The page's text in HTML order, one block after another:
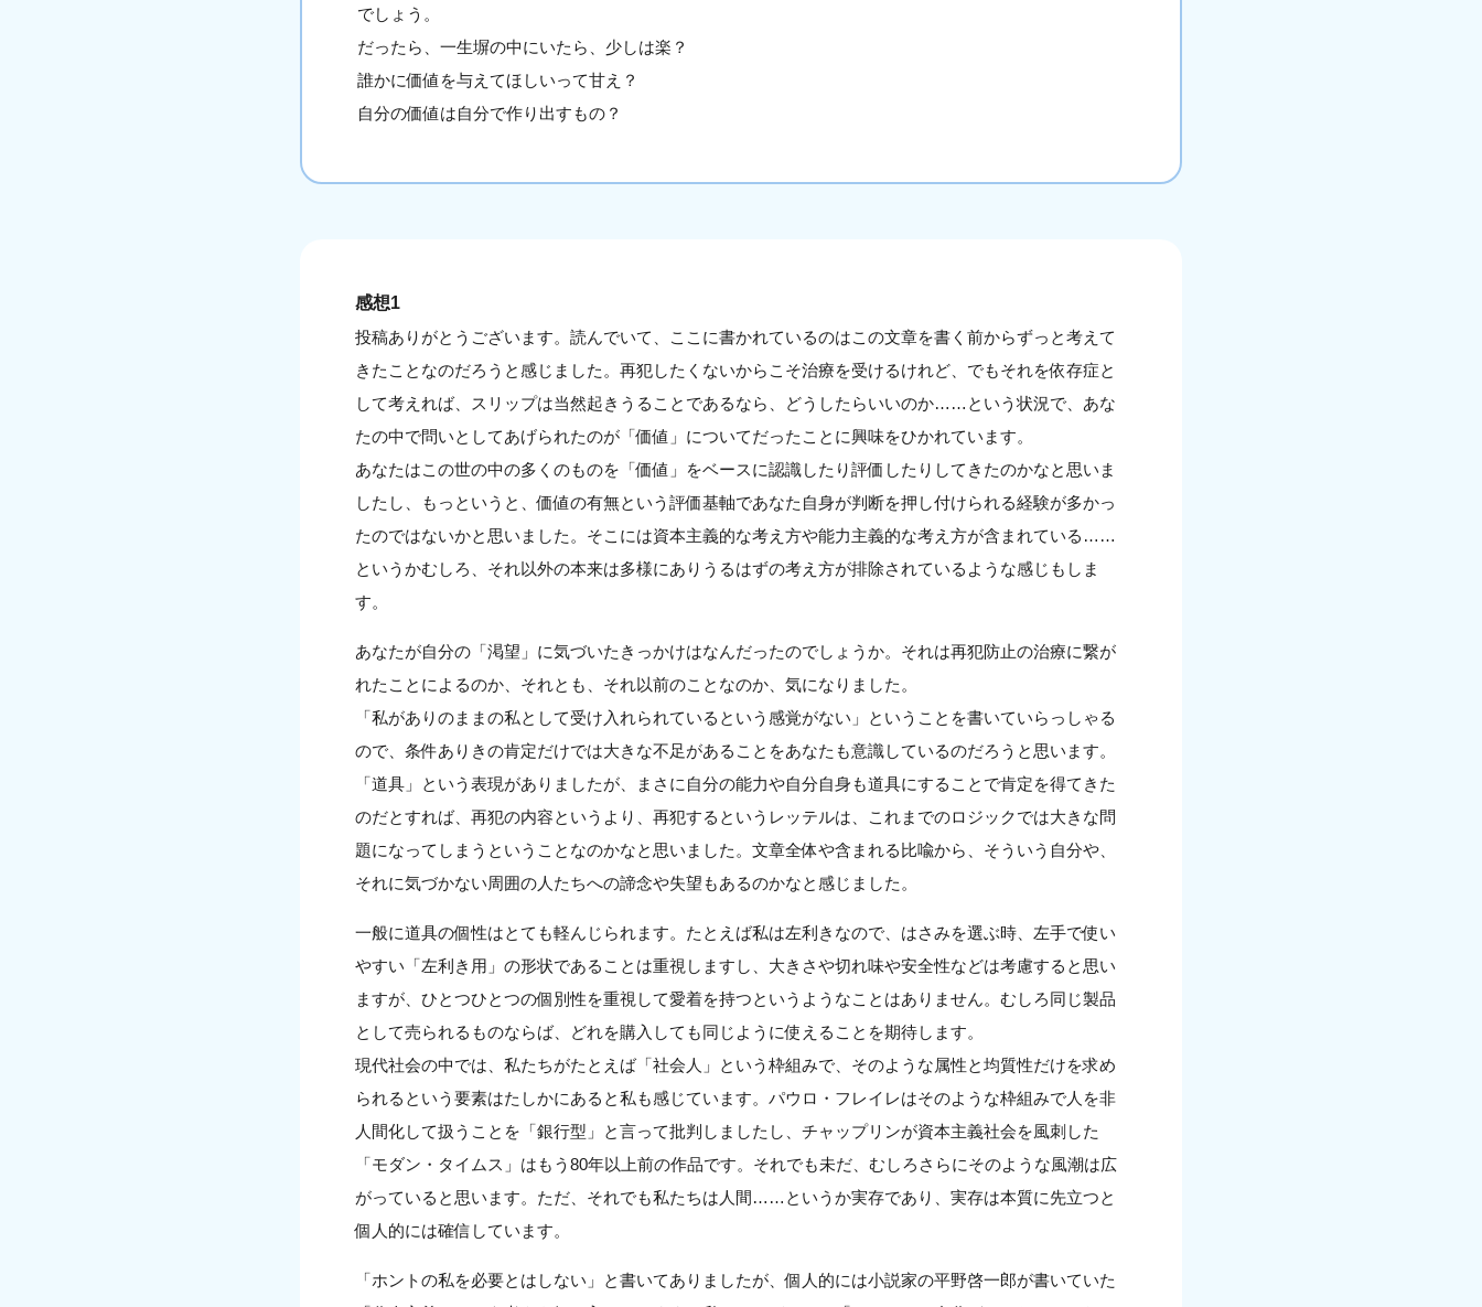
でしょう。
だったら、一生塀の中にいたら、少しは楽？
誰かに価値を与えてほしいって甘え？
自分の価値は自分で作り出すもの？
感想1
投稿ありがとうございます。読んでいて、ここに書かれているのはこの文章を書く前からずっと考えて
きたことなのだろうと感じました。再犯したくないからこそ治療を受けるけれど、でもそれを依存症と
して考えれば、スリップは当然起きうることであるなら、どうしたらいいのか……という状況で、あな
たの中で問いとしてあげられたのが「価値」についてだったことに興味をひかれています。
あなたはこの世の中の多くのものを「価値」をベースに認識したり評価したりしてきたのかなと思いま
したし、もっというと、価値の有無という評価基軸であなた自身が判断を押し付けられる経験が多かっ
たのではないかと思いました。そこには資本主義的な考え方や能力主義的な考え方が含まれている……
というかむしろ、それ以外の本来は多様にありうるはずの考え方が排除されているような感じもしま
す。
あなたが自分の「渇望」に気づいたきっかけはなんだったのでしょうか。それは再犯防止の治療に繋が
れたことによるのか、それとも、それ以前のことなのか、気になりました。
「私がありのままの私として受け入れられているという感覚がない」ということを書いていらっしゃる
ので、条件ありきの肯定だけでは大きな不足があることをあなたも意識しているのだろうと思います。
「道具」という表現がありましたが、まさに自分の能力や自分自身も道具にすることで肯定を得てきた
のだとすれば、再犯の内容というより、再犯するというレッテルは、これまでのロジックでは大きな問
題になってしまうということなのかなと思いました。文章全体や含まれる比喩から、そういう自分や、
それに気づかない周囲の人たちへの諦念や失望もあるのかなと感じました。
一般に道具の個性はとても軽んじられます。たとえば私は左利きなので、はさみを選ぶ時、左手で使い
やすい「左利き用」の形状であることは重視しますし、大きさや切れ味や安全性などは考慮すると思い
ますが、ひとつひとつの個別性を重視して愛着を持つというようなことはありません。むしろ同じ製品
として売られるものならば、どれを購入しても同じように使えることを期待します。
現代社会の中では、私たちがたとえば「社会人」という枠組みで、そのような属性と均質性だけを求め
られるという要素はたしかにあると私も感じています。パウロ・フレイレはそのような枠組みで人を非
人間化して扱うことを「銀行型」と言って批判しましたし、チャップリンが資本主義社会を風刺した
「モダン・タイムス」はもう80年以上前の作品です。それでも未だ、むしろさらにそのような風潮は広
がっていると思います。ただ、それでも私たちは人間……というか実存であり、実存は本質に先立つと
個人的には確信しています。
「ホントの私を必要とはしない」と書いてありましたが、個人的には小説家の平野啓一郎が書いていた